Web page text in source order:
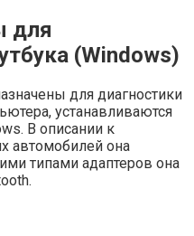
для
(Windows)
для диагностики
устанавливаются
В описании к
автомобилей она
типами адаптеров она